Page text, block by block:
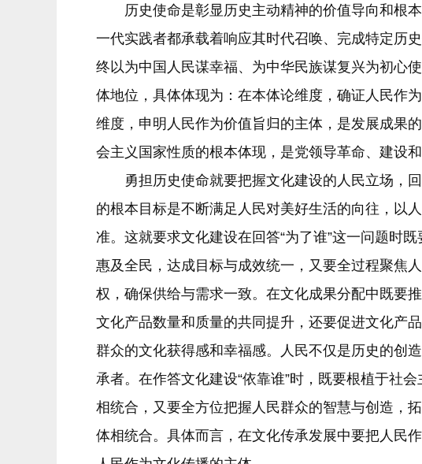
历史使命是彰显历史主动精神的价值导向和根本
一代实践者都承载着响应其时代召唤、完成特定历
终以为中国人民谋幸福、为中华民族谋复兴为初心
体地位，具体体现为：在本体论维度，确证人民作
维度，申明人民作为价值旨归的主体，是发展成果
会主义国家性质的根本体现，是党领导革命、建设
勇担历史使命就要把握文化建设的人民立场，回
的根本目标是不断满足人民对美好生活的向往，以
准。这就要求文化建设在回答“为了谁”这一问题时
惠及全民，达成目标与成效统一，又要全过程聚焦
权，确保供给与需求一致。在文化成果分配中既要
文化产品数量和质量的共同提升，还要促进文化产
群众的文化获得感和幸福感。人民不仅是历史的创
承者。在作答文化建设“依靠谁”时，既要根植于社
相统合，又要全方位把握人民群众的智慧与创造，
体相统合。具体而言，在文化传承发展中要把人民